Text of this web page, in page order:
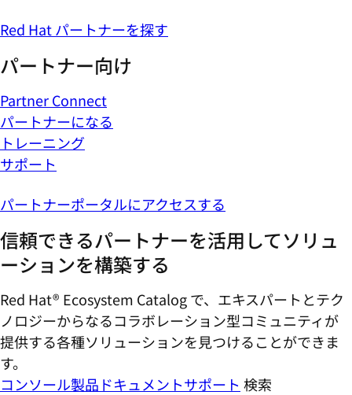
Red Hat パートナーを探す
パートナー向け
Partner Connect
パートナーになる
トレーニング
サポート
パートナーポータルにアクセスする
信頼できるパートナーを活用してソリュ
ーションを構築する
Red Hat® Ecosystem Catalog で、エキスパートとテク
ノロジーからなるコラボレーション型コミ​ュニティが
提供する各種ソリューションを見つけることができま
す。
コンソール製品ドキュメントサポート 検索